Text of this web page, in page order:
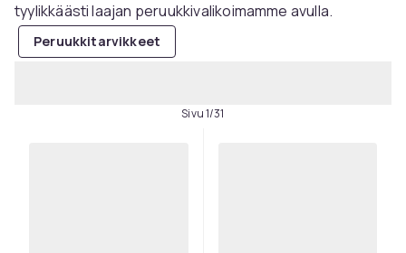
tyylikkäästi laajan peruukkivalikoimamme avulla.
Peruukkitarvikkeet
Sivu 1/31